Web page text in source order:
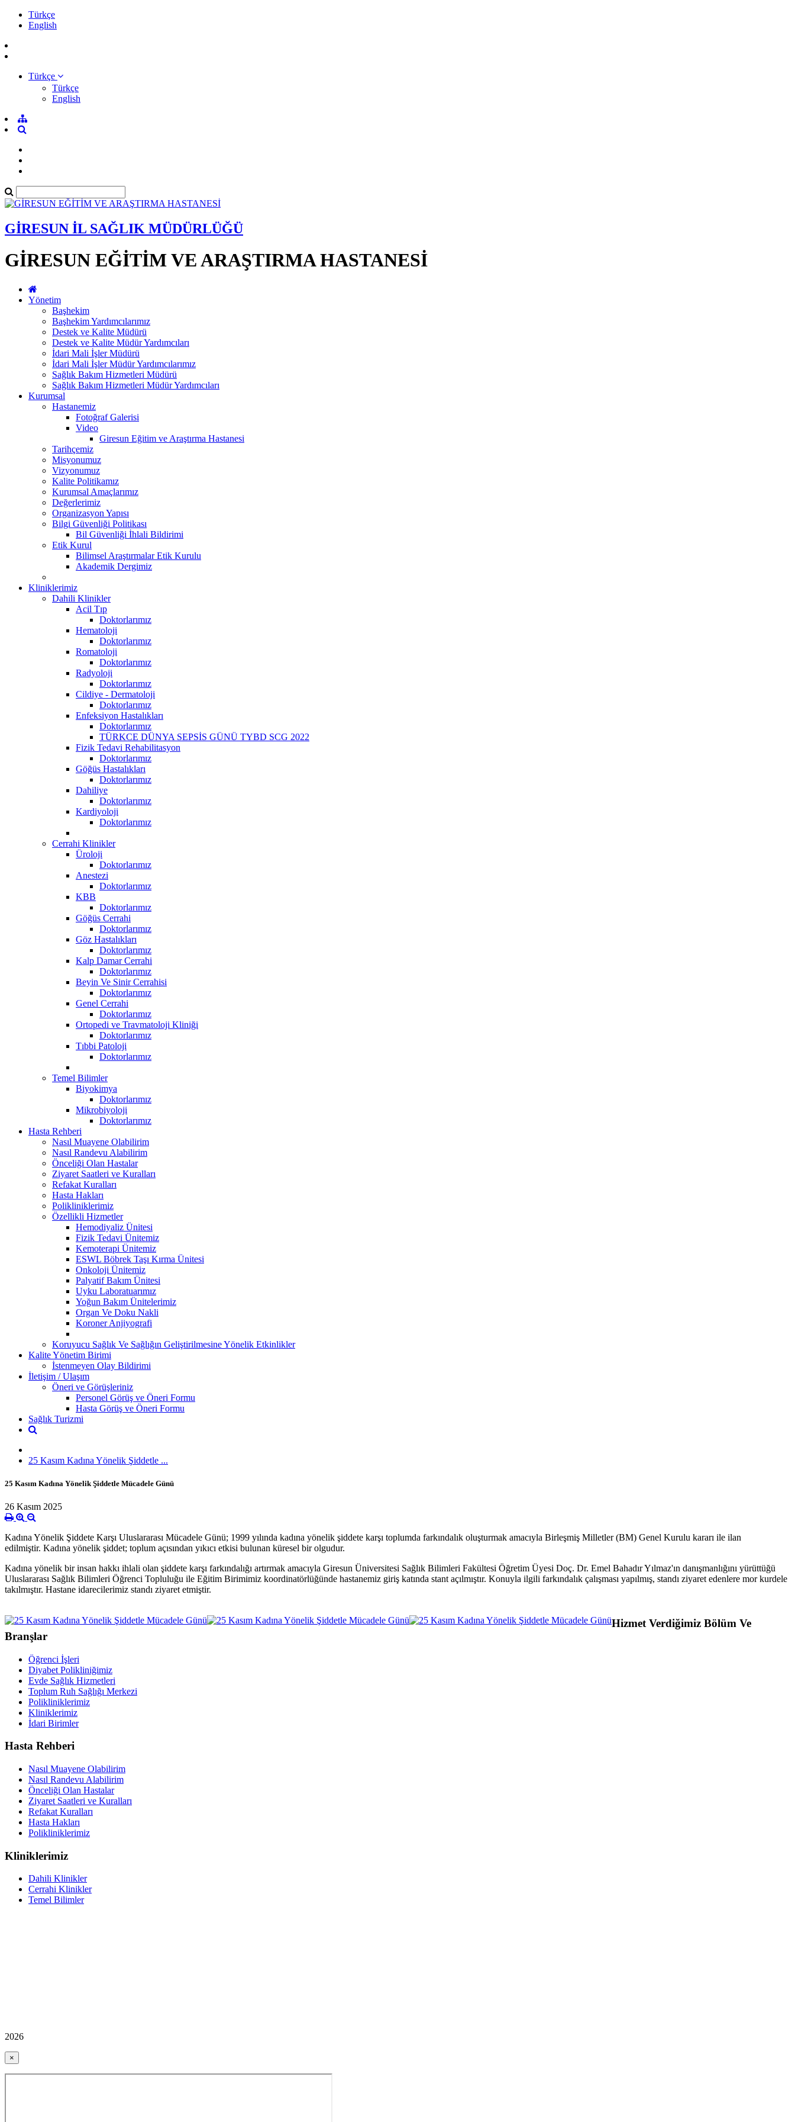
Türkçe
English
Türkçe
Türkçe
English
GİRESUN İL SAĞLIK MÜDÜRLÜĞÜ
GİRESUN EĞİTİM VE ARAŞTIRMA HASTANESİ
Yönetim
Başhekim
Başhekim Yardımcılarımız
Destek ve Kalite Müdürü
Destek ve Kalite Müdür Yardımcıları
İdari Mali İşler Müdürü
İdari Mali İşler Müdür Yardımcılarımız
Sağlık Bakım Hizmetleri Müdürü
Sağlık Bakım Hizmetleri Müdür Yardımcıları
Kurumsal
Hastanemiz
Fotoğraf Galerisi
Video
Giresun Eğitim ve Araştırma Hastanesi
Tarihçemiz
Misyonumuz
Vizyonumuz
Kalite Politikamız
Kurumsal Amaçlarımız
Değerlerimiz
Organizasyon Yapısı
Bilgi Güvenliği Politikası
Bil Güvenliği İhlali Bildirimi
Etik Kurul
Bilimsel Araştırmalar Etik Kurulu
Akademik Dergimiz
Kliniklerimiz
Dahili Klinikler
Acil Tıp
Doktorlarımız
Hematoloji
Doktorlarımız
Romatoloji
Doktorlarımız
Radyoloji
Doktorlarımız
Cildiye - Dermatoloji
Doktorlarımız
Enfeksiyon Hastalıkları
Doktorlarımız
TÜRKCE DÜNYA SEPSİS GÜNÜ TYBD SCG 2022
Fizik Tedavi Rehabilitasyon
Doktorlarımız
Göğüs Hastalıkları
Doktorlarımız
Dahiliye
Doktorlarımız
Kardiyoloji
Doktorlarımız
Cerrahi Klinikler
Üroloji
Doktorlarımız
Anestezi
Doktorlarımız
KBB
Doktorlarımız
Göğüs Cerrahi
Doktorlarımız
Göz Hastalıkları
Doktorlarımız
Kalp Damar Cerrahi
Doktorlarımız
Beyin Ve Sinir Cerrahisi
Doktorlarımız
Genel Cerrahi
Doktorlarımız
Ortopedi ve Travmatoloji Kliniği
Doktorlarımız
Tıbbi Patoloji
Doktorlarımız
Temel Bilimler
Biyokimya
Doktorlarımız
Mikrobiyoloji
Doktorlarımız
Hasta Rehberi
Nasıl Muayene Olabilirim
Nasıl Randevu Alabilirim
Önceliği Olan Hastalar
Ziyaret Saatleri ve Kuralları
Refakat Kuralları
Hasta Hakları
Polikliniklerimiz
Özellikli Hizmetler
Hemodiyaliz Ünitesi
Fizik Tedavi Ünitemiz
Kemoterapi Ünitemiz
ESWL Böbrek Taşı Kırma Ünitesi
Onkoloji Ünitemiz
Palyatif Bakım Ünitesi
Uyku Laboratuarımız
Yoğun Bakım Ünitelerimiz
Organ Ve Doku Nakli
Koroner Anjiyografi
Koruyucu Sağlık Ve Sağlığın Geliştirilmesine Yönelik Etkinlikler
Kalite Yönetim Birimi
İstenmeyen Olay Bildirimi
İletişim / Ulaşım
Öneri ve Görüşleriniz
Personel Görüş ve Öneri Formu
Hasta Görüş ve Öneri Formu
Sağlık Turizmi
25 Kasım Kadına Yönelik Şiddetle ...
25 Kasım Kadına Yönelik Şiddetle Mücadele Günü
26 Kasım 2025
Kadına Yönelik Şiddete Karşı Uluslararası Mücadele Günü; 1999 yılında kadına yönelik şiddete karşı toplumda farkındalık oluşturmak amacıyla Birleşmiş Milletler (BM) Genel Kurulu kararı ile ilan
edilmiştir. Kadına yönelik şiddet; toplum açısından yıkıcı etkisi bulunan küresel bir olgudur.
Kadına yönelik bir insan hakkı ihlali olan şiddete karşı farkındalığı artırmak amacıyla Giresun Üniversitesi Sağlık Bilimleri Fakültesi Öğretim Üyesi Doç. Dr. Emel Bahadır Yılmaz'ın danışmanlığını yürüttüğü
Uluslararası Sağlık Bilimleri Öğrenci Topluluğu ile Eğitim Birimimiz koordinatörlüğünde hastanemiz giriş katında stant açılmıştır. Konuyla ilgili farkındalık çalışması yapılmış, standı ziyaret edenlere mor kurdele
takılmıştır. Hastane idarecilerimiz standı ziyaret etmiştir.
Hizmet Verdiğimiz Bölüm Ve
Branşlar
Öğrenci İşleri
Diyabet Polikliniğimiz
Evde Sağlık Hizmetleri
Toplum Ruh Sağlığı Merkezi
Polikliniklerimiz
Kliniklerimiz
İdari Birimler
Hasta Rehberi
Nasıl Muayene Olabilirim
Nasıl Randevu Alabilirim
Önceliği Olan Hastalar
Ziyaret Saatleri ve Kuralları
Refakat Kuralları
Hasta Hakları
Polikliniklerimiz
Kliniklerimiz
Dahili Klinikler
Cerrahi Klinikler
Temel Bilimler
2026
×